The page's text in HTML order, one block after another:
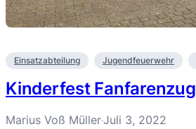
Einsatzabteilung Jugendfeuerwehr
Kinderfest Fanfarenzug
Marius Voß Müller·Juli 3, 2022